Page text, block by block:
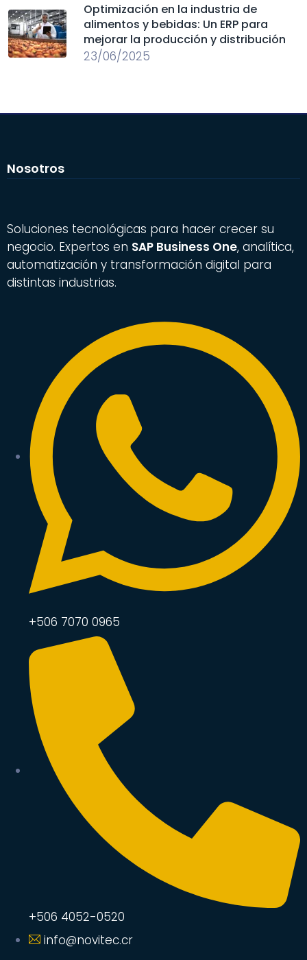
Optimización en la industria de
alimentos y bebidas: Un ERP para
mejorar la producción y distribución
23/06/2025
Nosotros
Soluciones tecnológicas para hacer crecer su
negocio. Expertos en SAP Business One, analítica,
automatización y transformación digital para
distintas industrias.
+506 7070 0965
+506 4052-0520
info@novitec.cr